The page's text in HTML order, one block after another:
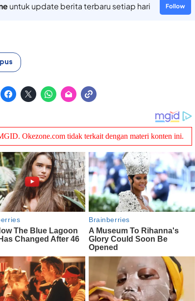
untuk update berita terbaru setiap hari Follow